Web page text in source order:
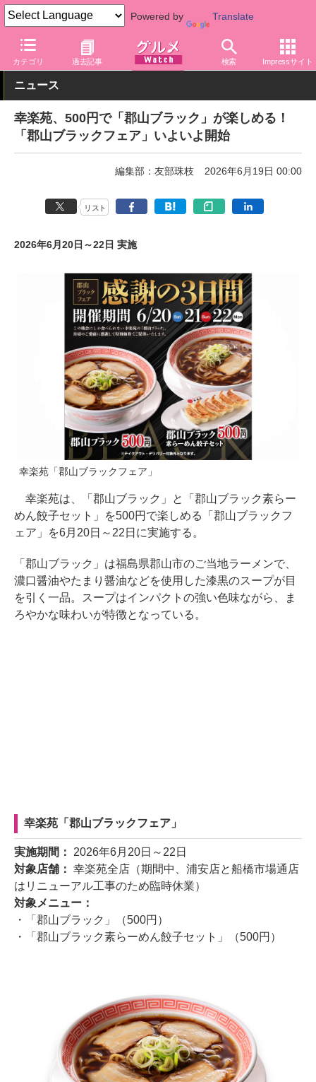
Powered by Translate
カテゴリ 過去記事 検索 Impressサイト
グルメ Watch 店舗 幸楽苑
ニュース
幸楽苑、500円で「郡山ブラック」が楽しめる！
「郡山ブラックフェア」いよいよ開始
編集部：友部珠枝 2026年6月19日 00:00
リスト
2026年6月20日～22日 実施
幸楽苑「郡山ブラックフェア」
幸楽苑は、「郡山ブラック」と「郡山ブラック素らー
めん餃子セット」を500円で楽しめる「郡山ブラックフ
ェア」を6月20日～22日に実施する。
「郡山ブラック」は福島県郡山市のご当地ラーメンで、
濃口醤油やたまり醤油などを使用した漆黒のスープが目
を引く一品。スープはインパクトの強い色味ながら、ま
ろやかな味わいが特徴となっている。
幸楽苑「郡山ブラックフェア」
実施期間： 2026年6月20日～22日
対象店舗： 幸楽苑全店（期間中、浦安店と船橋市場通店
はリニューアル工事のため臨時休業）
対象メニュー：
・「郡山ブラック」（500円）
・「郡山ブラック素らーめん餃子セット」（500円）